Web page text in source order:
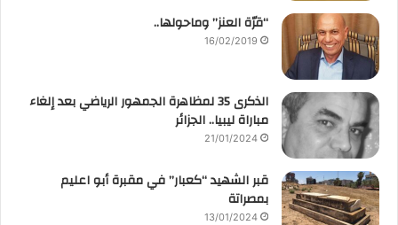
“قرّة العنز” وماحولها..
16/02/2019
الذكرى 35 لمظاهرة الجمهور الرياضي بعد إلغاء
مباراة ليبيا.. الجزائر
21/01/2024
قبر الشهيد “كعبار” في مقبرة أبو اعليم
بمصراتة
13/01/2024